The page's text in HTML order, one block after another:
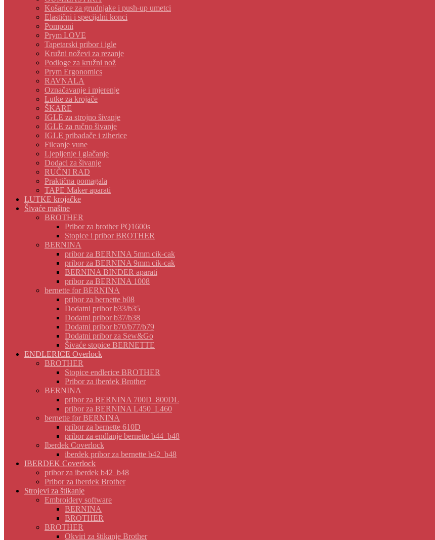
Košarice za grudnjake i push-up umetci
Elastični i specijalni konci
Pomponi
Prym LOVE
Tapetarski pribor i igle
Kružni noževi za rezanje
Podloge za kružni nož
Prym Ergonomics
RAVNALA
Označavanje i mjerenje
Lutke za krojače
ŠKARE
IGLE za strojno šivanje
IGLE za ručno šivanje
IGLE pribadače i ziherice
Filcanje vune
Ljepljenje i glačanje
Dodaci za šivanje
RUČNI RAD
Praktična pomagala
TAPE Maker aparati
LUTKE krojačke
Šivaće mašine
BROTHER
Pribor za brother PQ1600s
Stopice i pribor BROTHER
BERNINA
pribor za BERNINA 5mm cik-cak
pribor za BERNINA 9mm cik-cak
BERNINA BINDER aparati
pribor za BERNINA 1008
bernette for BERNINA
pribor za bernette b08
Dodatni pribor b33/b35
Dodatni pribor b37/b38
Dodatni pribor b70/b77/b79
Dodatni pribor za Sew&Go
Šivaće stopice BERNETTE
ENDLERICE Overlock
BROTHER
Stopice endlerice BROTHER
Pribor za iberdek Brother
BERNINA
pribor za BERNINA 700D_800DL
pribor za BERNINA L450_L460
bernette for BERNINA
pribor za bernette 610D
pribor za endlanje bernette b44_b48
Iberdek Coverlock
iberdek pribor za bernette b42_b48
IBERDEK Coverlock
pribor za iberdek b42_b48
Pribor za iberdek Brother
Strojevi za štikanje
Embroidery software
BERNINA
BROTHER
BROTHER
Okviri za štikanje Brother